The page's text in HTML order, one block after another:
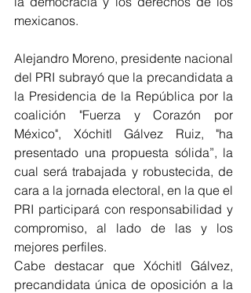
mexicanos.
Alejandro Moreno, presidente nacional
del PRI subrayó que la precandidata a
la Presidencia de la República por la
coalición "Fuerza y Corazón por
México", Xóchitl Gálvez Ruiz, "ha
presentado una propuesta sólida”, la
cual será trabajada y robustecida, de
cara a la jornada electoral, en la que el
PRI participará con responsabilidad y
compromiso, al lado de las y los
mejores perfiles.
Cabe destacar que Xóchitl Gálvez,
precandidata única de oposición a la